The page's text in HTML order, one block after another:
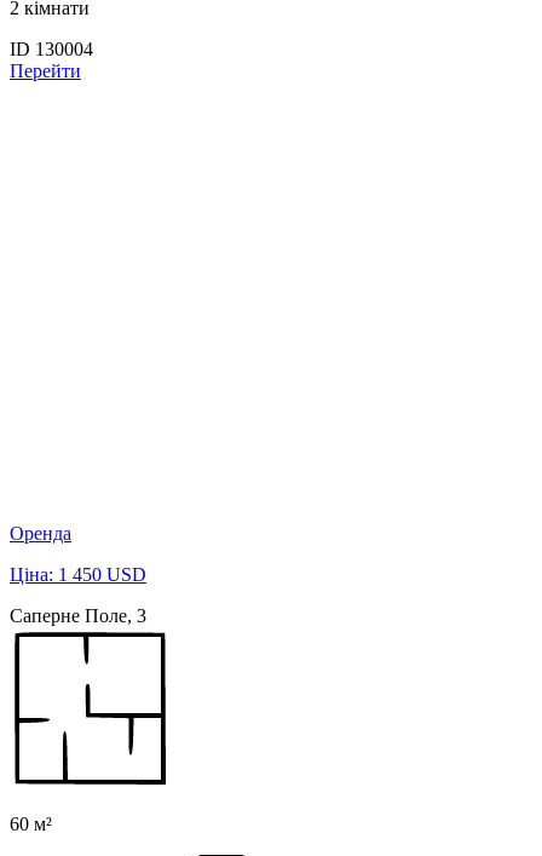
2 кімнати
ID 130004
Перейти
Оренда
Ціна: 1 450 USD
Саперне Поле, 3
60 м²